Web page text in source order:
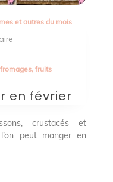
et autres du mois
on
faut
en
février
fromages, fruits
en février
crustacés et
peut manger en